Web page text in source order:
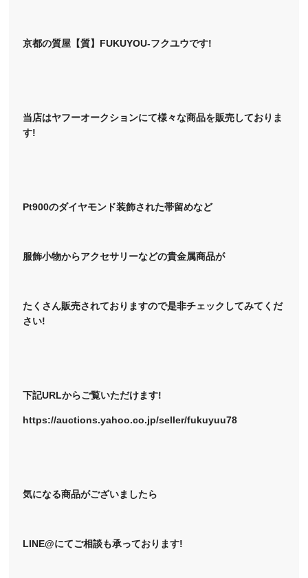
京都の質屋【質】FUKUYOU-フクユウです!
当店はヤフーオークションにて様々な商品を販売しておりま
す!
Pt900のダイヤモンド装飾された帯留めなど
服飾小物からアクセサリーなどの貴金属商品が
たくさん販売されておりますので是非チェックしてみてくだ
さい!
下記URLからご覧いただけます!
https://auctions.yahoo.co.jp/seller/fukuyuu78
気になる商品がございましたら
LINE@にてご相談も承っております!